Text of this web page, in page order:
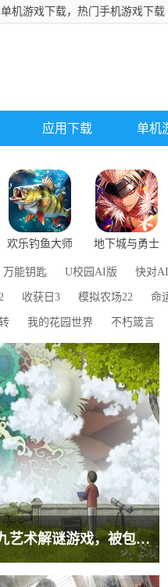
机游戏下载，热门手机游戏下载
应用下载 单机
欢乐钓鱼大师
地下城与勇士
万能钥匙 U校园AI版 快对AI
收获日3 模拟农场22 命
我的花园世界 不朽箴言
画中世界中文安卓版：第九艺术解谜游戏，被包装成游戏的手绘艺术品。